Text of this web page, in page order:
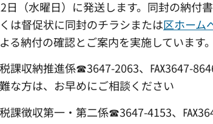
日（水曜日）に発送します。同封の納付
は督促状に同封のチラシまたは区ホーム
る納付の確認とご案内を実施しています。
税課収納推進係☎3647-2063、℻3647-
な方は、お早めにご相談ください
税課徴収第一・第二係☎3647-4153、